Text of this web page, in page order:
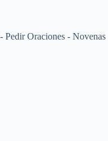
Pedir Oraciones - Novenas